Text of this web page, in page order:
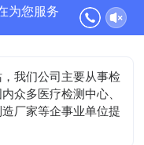
为您服务
我们公司主要从事检
众多医疗检测中心、
厂家等企事业单位提